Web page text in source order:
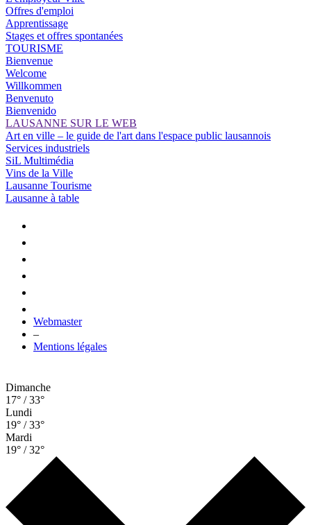
Offres d'emploi
Apprentissage
Stages et offres spontanées
TOURISME
Bienvenue
Welcome
Willkommen
Benvenuto
Bienvenido
LAUSANNE SUR LE WEB
Art en ville – le guide de l'art dans l'espace public lausannois
Services industriels
SiL Multimédia
Vins de la Ville
Lausanne Tourisme
Lausanne à table
Webmaster
–
Mentions légales
Dimanche
17° / 33°
Lundi
19° / 33°
Mardi
19° / 32°